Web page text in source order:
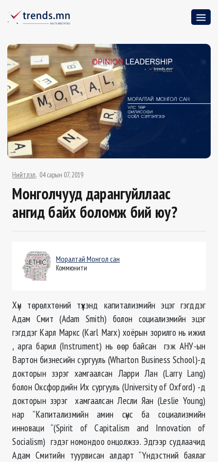
Нийтлэл 04 сарын 07, 2019
Монголчууд дарангуйллаас
ангид байх боломж бий юу?
Моралтай Монгол сан
Коммюнити
Хүн төрөлхтөний түүхэнд капитализмийн эцэг гэгддэг
Адам Смит (Adam Smith) болон социализмийн эцэг
гэгддэг Карл Маркс (Karl Marx) хоёрын зорилго нь ижил
, арга барил (Instrument) нь өөр байсан гэж АНУ-ын
Вартон бизнесийн сургууль (Wharton Business School)-д
докторын зэрэг хамгаалсан Ларри Лан (Larry Lang)
болон Оксфордийн Их сургууль (University of Oxford) -д
докторын зэрэг хамгаалсан Лесли Яан (Leslie Young)
нар ”Капитализмийн амин сүнс ба социализмийн
инноваци “(Spirit of Capitalism and Innovation of
Socialism) гэдэг номондоо онцолжээ. Эдгээр судлаачид
Адам Смитийн туурвисан алдарт “Үндэстний баялаг